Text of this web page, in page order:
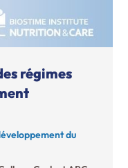
régimes
du